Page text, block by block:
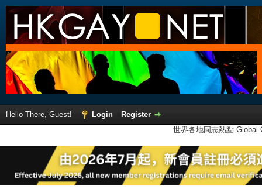
Hello There, Guest! Login
Register
世界各地同志熱點